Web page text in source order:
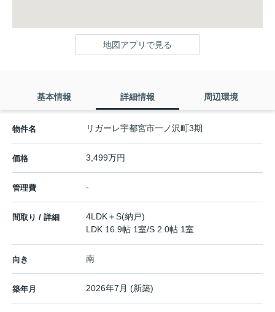
地図アプリで見る
基本情報 詳細情報 周辺環境
物件名 リガーレ宇都宮市一ノ沢町3期
価格 3,499万円
管理費 -
間取り / 詳細
4LDK＋S(納戸)
LDK 16.9帖 1室/S 2.0帖 1室
向き 南
築年月 2026年7月 (新築)